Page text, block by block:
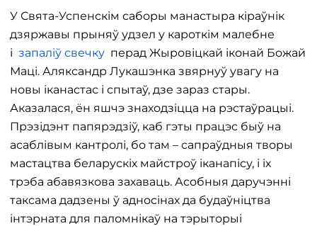
У Свята-Успенскім саборы манастыра кіраўнік
дзяржавы прыняў удзел у кароткім малебне
і запаліў свечку перад Жыровіцкай іконай Божай
Маці. Аляксандр Лукашэнка звярнуў увагу на
новы іканастас і спытаў, дзе зараз стары.
Аказалася, ён яшчэ знаходзіцца на рэстаўрацыі.
Прэзідэнт папярэдзіў, каб гэты працэс быў на
асаблівым кантролі, бо там – сапраўдныя творы
мастацтва беларускіх майстроў іканапісу, і іх
трэба абавязкова захаваць. Асобныя даручэнні
таксама дадзены ў адносінах да будаўніцтва
інтэрната для паломнікаў на тэрыторыі